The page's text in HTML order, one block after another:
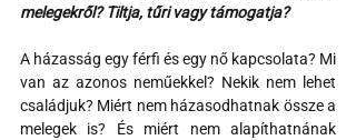
melegekről? Tiltja, tűri vagy támogatja?
A házasság egy férfi és egy nő kapcsolata? Mi
van az azonos neműekkel? Nekik nem lehet
családjuk? Miért nem házasodhatnak össze a
melegek is? És miért nem alapíthatnának